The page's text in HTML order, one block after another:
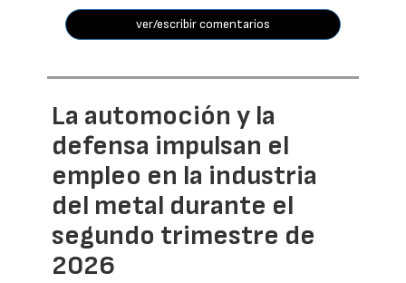
ver/escribir comentarios
La automoción y la
defensa impulsan el
empleo en la industria
del metal durante el
segundo trimestre de
2026